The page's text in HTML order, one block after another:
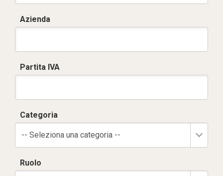
Azienda
Partita IVA
Categoria
-- Seleziona una categoria --
Ruolo